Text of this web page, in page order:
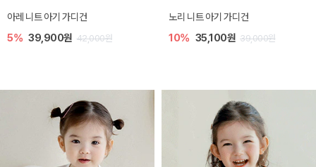
[SIZE ~6Y] 로메이 라운지 셋업
10% 23,400원 26,000원
밀라 아기 원피스
20% 27,200원 34,000원